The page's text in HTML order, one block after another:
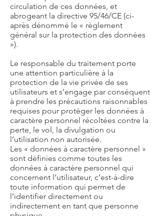
circulation de ces données, et
abrogeant la directive 95/46/CE (ci-
après dénommé le « règlement
général sur la protection des données
»).
Le responsable du traitement porte
une attention particulière à la
protection de la vie privée de ses
utilisateurs et s’engage par conséquent
à prendre les précautions raisonnables
requises pour protéger les données à
caractère personnel récoltées contre la
perte, le vol, la divulgation ou
l’utilisation non autorisée.
Les « données à caractère personnel »
sont définies comme toutes les
données à caractère personnel qui
concernent l’utilisateur, c’est-à-dire
toute information qui permet de
l’identifier directement ou
indirectement en tant que personne